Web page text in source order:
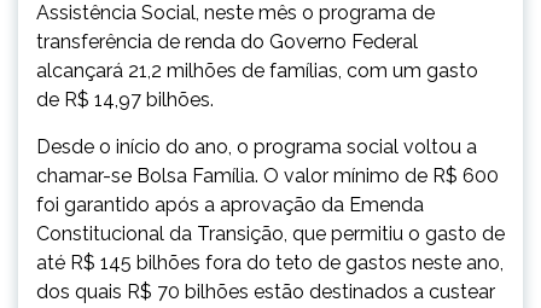
Assistência Social, neste mês o programa de
transferência de renda do Governo Federal
alcançará 21,2 milhões de famílias, com um gasto
de R$ 14,97 bilhões.
Desde o início do ano, o programa social voltou a
chamar-se Bolsa Família. O valor mínimo de R$ 600
foi garantido após a aprovação da Emenda
Constitucional da Transição, que permitiu o gasto de
até R$ 145 bilhões fora do teto de gastos neste ano,
dos quais R$ 70 bilhões estão destinados a custear